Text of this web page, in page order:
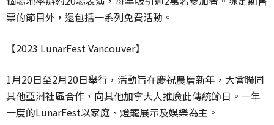
票的節目外，還包括一系列免費活動。
【2023 LunarFest Vancouver】
1月20日至2月20日舉行，活動旨在慶祝農曆新年，大會聯同
其他亞洲社區合作，向其他加拿大人推廣此傳統節日。一年
一度的LunarFest以家庭、燈籠展示及娛樂為主。